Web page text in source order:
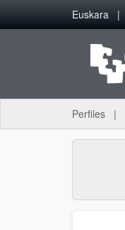
Saltar al contenido principal
Euskara
Perfiles